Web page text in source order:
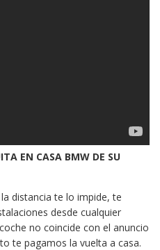
EN CASA BMW DE SU
distancia te lo impide, te
desde cualquier
no coincide con el anuncio
te pagamos la vuelta a casa.